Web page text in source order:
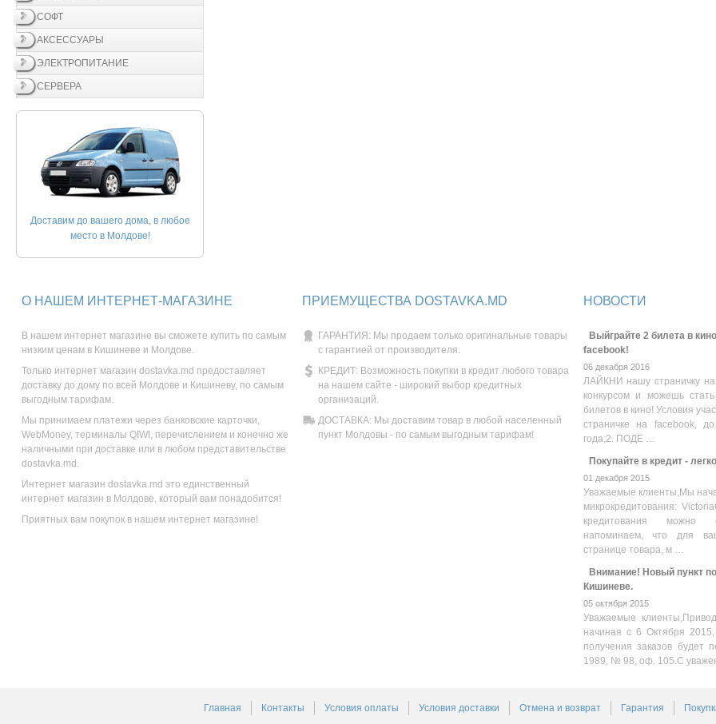
СОФТ
АКСЕССУАРЫ
ЭЛЕКТРОПИТАНИЕ
СЕРВЕРА
Доставим до вашего дома, в любое
место в Молдове!
О НАШЕМ ИНТЕРНЕТ-МАГАЗИНЕ
В нашем интернет магазине вы сможете купить по самым
низким ценам в Кишиневе и Молдове.
Только интернет магазин dostavka.md предоставляет
доставку до дому по всей Молдове и Кишиневу, по самым
выгодным тарифам.
Мы принимаем платежи через банковские карточки,
WebMoney, терминалы QIWI, перечислением и конечно же
наличными при доставке или в любом представительстве
dostavka.md.
Интернет магазин dostavka.md это единственный
интернет магазин в Молдове, который вам понадобится!
Приятных вам покупок в нашем интернет магазине!
ПРИЕМУЩЕСТВА DOSTAVKA.MD
ГАРАНТИЯ: Мы продаем только оригинальные товары
с гарантией от производителя.
КРЕДИТ: Возможность покупки в кредит любого товара
на нашем сайте - широкий выбор кредитных
организаций.
ДОСТАВКА: Мы доставим товар в любой населенный
пункт Молдовы - по самым выгодным тарифам!
НОВОСТИ
Выйграйте 2 билета в
facebook!
06 декабря 2016
ЛАЙКНИ нашу страничку
конкурсом и можешь
билетов в кино! Условия
страничке на facebook,
года;2. ПОДЕ …
Покупайте в кредит -
01 декабря 2015
Уважаемые клиенты,Мы
микрокредитования:
кредитования можно
напоминаем, что для
странице товара, м …
Внимание! Новый пункт
Кишиневе.
05 октября 2015
Уважаемые
начиная с 6 Октября
получения заказов будет
1989, № 98, оф. 105.С
Главная Контакты Условия оплаты Условия доставки Отмена и возврат Гарантия